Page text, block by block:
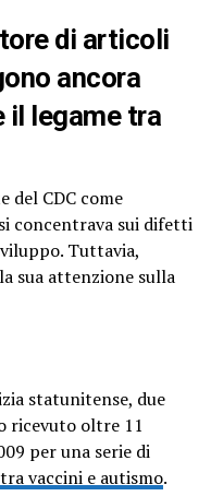
di articoli
ancora
il legame tra
del CDC come
concentrava sui difetti
Tuttavia,
sua attenzione sulla
statunitense, due
ricevuto oltre 11
per una serie di
vaccini e autismo.